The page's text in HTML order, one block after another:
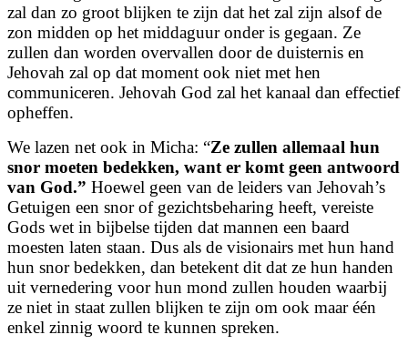
zal dan zo groot blijken te zijn dat het zal zijn alsof de
zon midden op het middaguur onder is gegaan. Ze
zullen dan worden overvallen door de duisternis en
Jehovah zal op dat moment ook niet met hen
communiceren. Jehovah God zal het kanaal dan effectief
opheffen.
We lazen net ook in Micha: “Ze zullen allemaal hun
snor moeten bedekken, want er komt geen antwoord
van God.” Hoewel geen van de leiders van Jehovah’s
Getuigen een snor of gezichtsbeharing heeft, vereiste
Gods wet in bijbelse tijden dat mannen een baard
moesten laten staan. Dus als de visionairs met hun hand
hun snor bedekken, dan betekent dit dat ze hun handen
uit vernedering voor hun mond zullen houden waarbij
ze niet in staat zullen blijken te zijn om ook maar één
enkel zinnig woord te kunnen spreken.